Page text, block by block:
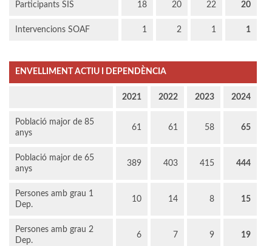
Participants SIS 18 20 22 20
Intervencions SOAF 1 2 1 1
ENVELLIMENT ACTIU I DEPENDÈNCIA
2021 2022 2023 2024
Població major de 85
anys
61 61 58 65
Població major de 65
anys
389 403 415 444
Persones amb grau 1
Dep.
10 14 8 15
Persones amb grau 2
Dep.
6 7 9 19